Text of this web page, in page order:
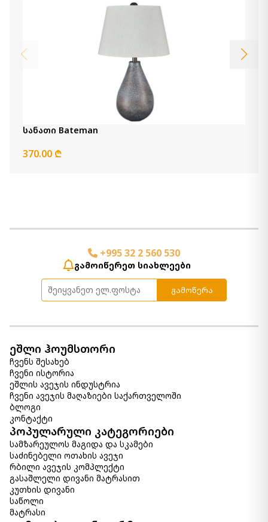
სანათი Bateman
370.00 ₾
+995 32 2 560 530
გამოიწერეთ სიახლეები
გამოწერა
ეშლი ჰოუმსთორი
ჩვენს შესახებ
ჩვენი ისტორია
ეშლის ავეჯის ინდუსტრია
ჩვენი ავეჯის მაღაზიები საქართველოში
ბლოგი
კონტაქტი
პოპულარული კატეგორიები
სამზარეულოს მაგიდა და სკამები
საძინებელი ოთახის ავეჯი
რბილი ავეჯის კომპლექტი
გასაშლელი დივანი მატრასით
კუთხის დივანი
საწოლი
მატრასი